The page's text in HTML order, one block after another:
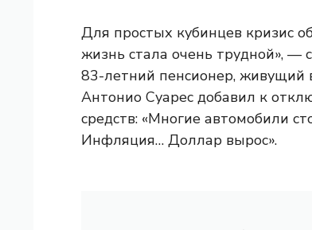
Для простых кубинцев кризис
жизнь стала очень трудной», —
83-летний пенсионер, живущий
Антонио Суарес добавил к
средств: «Многие автомобили
Инфляция… Доллар вырос».